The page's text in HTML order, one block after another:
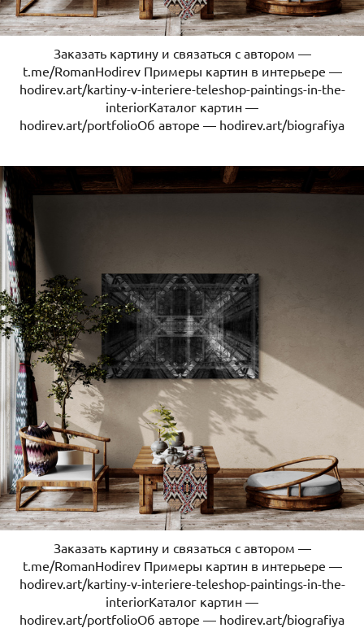
Заказать картину и связаться с автором —
t.me/RomanHodirev Примеры картин в интерьере —
hodirev.art/kartiny-v-interiere-teleshop-paintings-in-the-
interiorКаталог картин —
hodirev.art/portfolioОб авторе — hodirev.art/biografiya
Заказать картину и связаться с автором —
t.me/RomanHodirev Примеры картин в интерьере —
hodirev.art/kartiny-v-interiere-teleshop-paintings-in-the-
interiorКаталог картин —
hodirev.art/portfolioОб авторе — hodirev.art/biografiya